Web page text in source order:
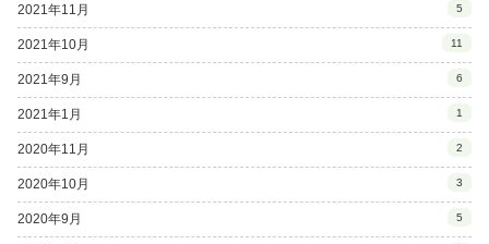
2021年11月 5
2021年10月 11
2021年9月 6
2021年1月 1
2020年11月 2
2020年10月 3
2020年9月 5